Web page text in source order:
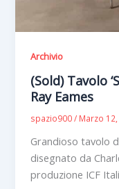
Archivio
(Sold) Tavolo
Ray Eames
spazio900/ Marzo
Grandioso tavolo
disegnato da
produzione ICF